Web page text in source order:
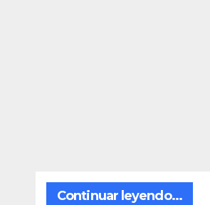
Continuar leyendo...